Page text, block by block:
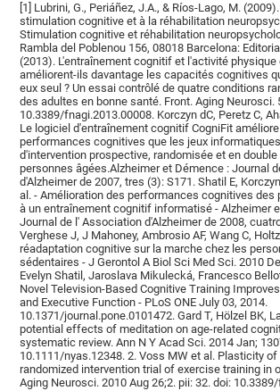
[1] Lubrini, G., Periáñez, J.A., & Ríos-Lago, M.
stimulation cognitive et à la réhabilitation
Stimulation cognitive et réhabilitation
Rambla del Poblenou 156, 08018 Barcelona:
(2013). L'entraînement cognitif et l'activité physique
améliorent-ils davantage les capacités cognitives
eux seul ? Un essai contrôlé de quatre conditions
des adultes en bonne santé. Front. Aging Neurosci.
10.3389/fnagi.2013.00008. Korczyn dC, Peretz C,
Le logiciel d'entraînement cognitif CogniFit
performances cognitives que les jeux
d'intervention prospective, randomisée et en
personnes âgées.Alzheimer et Démence : Journal
d'Alzheimer de 2007, tres (3): S171. Shatil E,
al. - Amélioration des performances cognitives des
à un entraînement cognitif informatisé - Alzheimer
Journal de l' Association d'Alzheimer de 2008,
Verghese J, J Mahoney, Ambrosio AF, Wang C,
réadaptation cognitive sur la marche chez les
sédentaires - J Gerontol A Biol Sci Med Sci. 2010
Evelyn Shatil, Jaroslava Mikulecká, Francesco
Novel Television-Based Cognitive Training
and Executive Function - PLoS ONE July 03, 2014.
10.1371/journal.pone.0101472. Gard T, Hölzel BK,
potential effects of meditation on age-related
systematic review. Ann N Y Acad Sci. 2014 Jan;
10.1111/nyas.12348. 2. Voss MW et al. Plasticity
randomized intervention trial of exercise training in
Aging Neurosci. 2010 Aug 26;2. pii: 32. doi: